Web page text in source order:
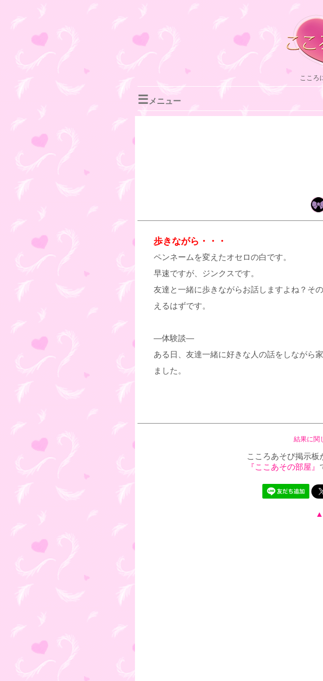
こころ
☰ メニュー
歩きながら・・・
ペンネームを変えたオセロの白です。
早速ですが、ジンクスです。
友達と一緒に歩きながらお話しますよね？そ
えるはずです。
—体験談—
ある日、友達一緒に好きな人の話をしながら
ました。
結果に関
こころあそび掲示板
『ここあその部屋』